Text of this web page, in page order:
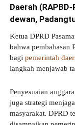
Daerah
dewan,
Ketua DPRD
bahwa pembahasan
bagi pemerintah
langkah menjawab
Penyesuaian
juga strategi
masyarakat. DPRD